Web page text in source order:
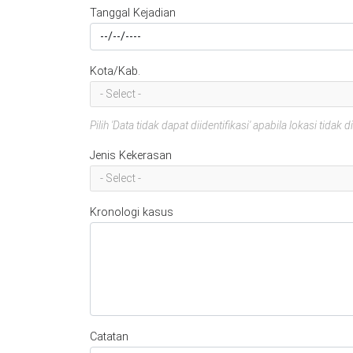
Tanggal Kejadian
Kota/Kab.
- Select -
Pilih 'Data tidak dapat diidentifikasi' apabila lokasi tidak
Jenis Kekerasan
- Select -
Kronologi kasus
Catatan